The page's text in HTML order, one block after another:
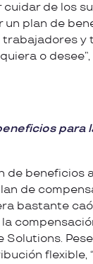
de los
un plan de
y
o
para
de beneficios
de
bastante
Solutions.
flexible,